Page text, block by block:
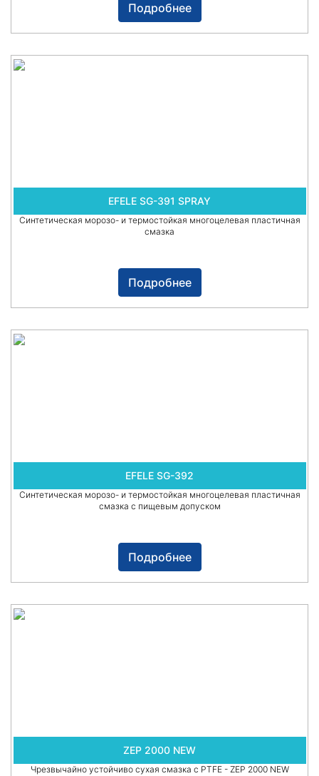
Подробнее
EFELE SG-391 SPRAY
Синтетическая морозо- и термостойкая многоцелевая пластичная
смазка
Подробнее
EFELE SG-392
Синтетическая морозо- и термостойкая многоцелевая пластичная
смазка с пищевым допуском
Подробнее
ZEP 2000 NEW
Чрезвычайно устойчиво сухая смазка с PTFE - ZEP 2000 NEW